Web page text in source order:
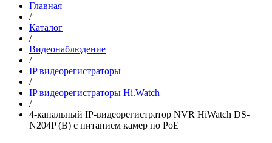
Главная
/
Каталог
/
Видеонаблюдение
/
IP видеорегистраторы
/
IP видеорегистраторы Hi.Watch
/
4-канальный IP-видеорегистратор NVR HiWatch DS-
N204P (B) с питанием камер по PoE